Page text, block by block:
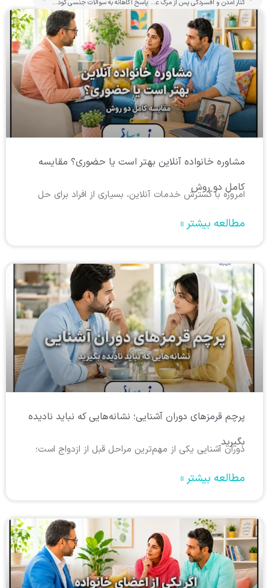
مشاوره خانواده آنلاین بهتر است یا حضوری؟ مقایسه
کامل دو روش
امروزه با گسترش خدمات آنلاین، بسیاری از افراد برای حل
مطالعه بیشتر »
پرچم قرمزهای دوران آشنایی؛ نشانه‌هایی که نباید نادیده
بگیرید
دوران آشنایی یکی از مهم‌ترین مراحل قبل از ازدواج است؛
مطالعه بیشتر »
کنار آمدن و افسردگی پس از مرگ عزیزان پاسخ آگاهانه به سوالات جنسی کودکان